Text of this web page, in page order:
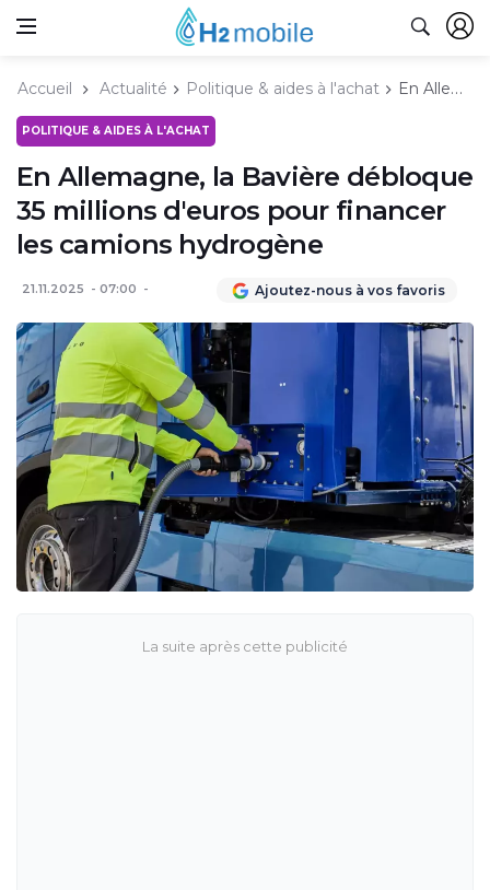
Accueil Actualité Politique & aides à l'achat En Allemagne, la Bavière débloque 35 millions d'euros pour financer les camions hydrogène
POLITIQUE & AIDES À L'ACHAT
En Allemagne, la Bavière débloque
35 millions d'euros pour financer
les camions hydrogène
21.11.2025 07:00 Ajoutez-nous à vos favoris